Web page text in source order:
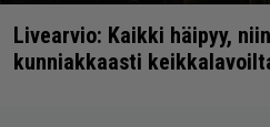
Livearvio: Kaikki häipyy,
kunniakkaasti